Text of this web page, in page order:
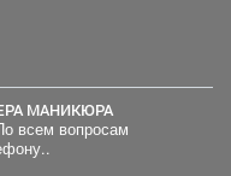
МАНИКЮРА
всем вопросам